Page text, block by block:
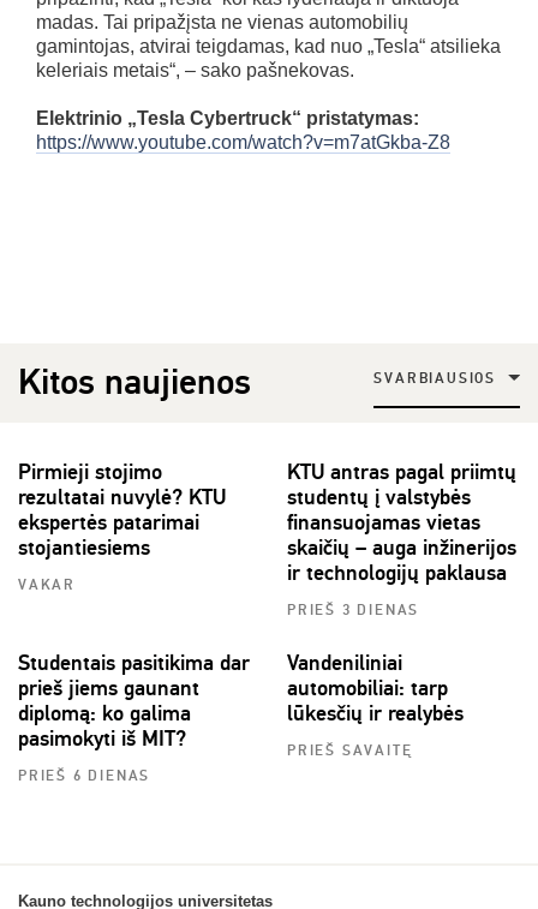
madas. Tai pripažįsta ne vienas automobilių
gamintojas, atvirai teigdamas, kad nuo „Tesla“ atsilieka
keleriais metais“, – sako pašnekovas.
Elektrinio „Tesla Cybertruck“ pristatymas:
https://www.youtube.com/watch?v=m7atGkba-Z8
Kitos naujienos SVARBIAUSIOS
Pirmieji stojimo
rezultatai nuvylė? KTU
ekspertės patarimai
stojantiesiems
VAKAR
KTU antras pagal priimtų
studentų į valstybės
finansuojamas vietas
skaičių – auga inžinerijos
ir technologijų paklausa
PRIEŠ 3 DIENAS
Studentais pasitikima dar
prieš jiems gaunant
diplomą: ko galima
pasimokyti iš MIT?
PRIEŠ 6 DIENAS
Vandeniliniai
automobiliai: tarp
lūkesčių ir realybės
PRIEŠ SAVAITĘ
Kauno technologijos universitetas